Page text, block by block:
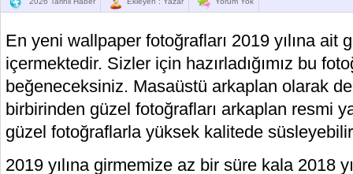
En yeni wallpaper fotoğrafları 2019 yılına ait
içermektedir. Sizler için hazırladığımız bu
beğeneceksiniz. Masaüstü arkaplan olarak
birbirinden güzel fotoğrafları arkaplan resmi
güzel fotoğraflarla yüksek kalitede
2019 yılına girmemize az bir süre kala 2018